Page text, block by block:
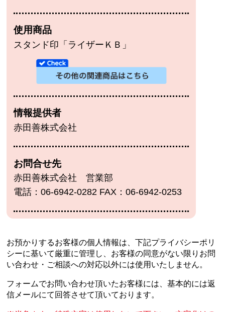
使用商品
スタンド印「ライザーＫＢ」
情報提供者
赤田善株式会社
お問合せ先
赤田善株式会社 営業部
電話：06-6942-0282 FAX：06-6942-0253
お預かりするお客様の個人情報は、下記プライバシーポリ
シーに基いて厳重に管理し、 お客様の同意がない限りお問
い合わせ・ご相談への対応以外には使用いたしません。
フォームでお問い合わせ頂いたお客様には、基本的には返
信メールにて回答させて頂いております。